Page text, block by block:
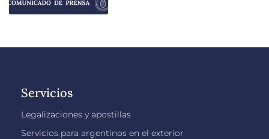
Servicios
Legalizaciones y apostillas
Servicios para argentinos en el exterior